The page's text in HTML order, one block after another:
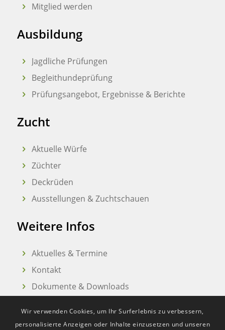
Mitglied werden
Ausbildung
Jagdliche Prüfungen
Begleithundeprüfung
Prüfungsangebot, Ergebnisse & Berichte
Zucht
Aktuelle Würfe
Züchter
Deckrüden
Ausstellungen & Zuchtschauen
Weitere Infos
Aktuelles & Termine
Kontakt
Dokumente & Downloads
Wir verwenden Cookies, um Ihr Surferlebnis zu verbessern,
personalisierte Anzeigen oder Inhalte einzusetzen und unseren